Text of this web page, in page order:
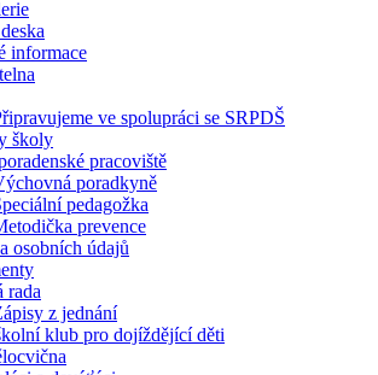
informace
ve spolupráci se SRPDŠ
školy
pracoviště
poradkyně
pedagožka
prevence
osobních údajů
rada
z jednání
klub pro dojíždějící děti